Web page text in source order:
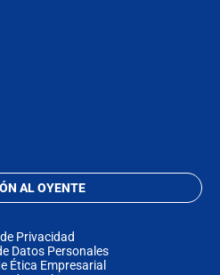
AL OYENTE
Privacidad
Datos Personales
Ética Empresarial